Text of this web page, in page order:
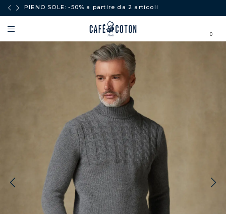
PIENO SOLE: -50% a partire da 2 articoli
0